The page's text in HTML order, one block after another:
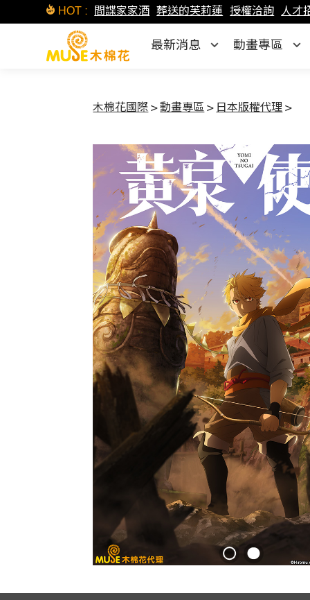
HOT : 間諜家家酒 葬送的芙莉蓮 授權洽詢 人才
最新消息 動畫專區
木棉花國際 >動畫專區 > 日本版權代理 >